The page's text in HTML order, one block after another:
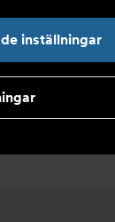
inställningar